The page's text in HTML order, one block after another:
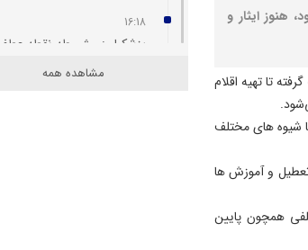
ایثار و
تا تهیه اقلام
شیوه های مختلف
و آموزش ها
همچون پایین
16:18
پزشکیان: مشروطه نقطه
بیداری و آزادی‌ خواهی ملت
مشاهده همه